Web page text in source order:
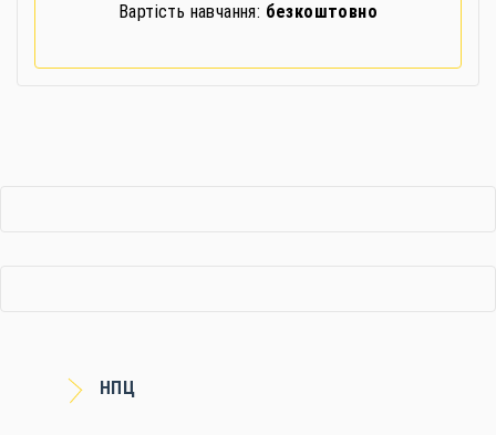
Вартість навчання: безкоштовно
НПЦ